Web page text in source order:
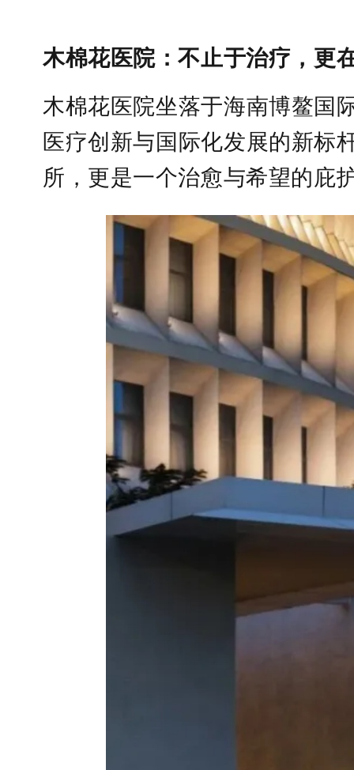
木棉花医院：不止于治疗，更
木棉花医院坐落于海南博鳌国
医疗创新与国际化发展的新标
所，更是一个治愈与希望的庇